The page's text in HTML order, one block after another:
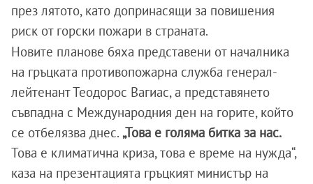
през лятото, като допринасящи за повишения
риск от горски пожари в страната.
Новите планове бяха представени от началника
на гръцката противопожарна служба генерал-
лейтенант Теодорос Вагиас, а представянето
съвпадна с Международния ден на горите, който
се отбелязва днес. „Това е голяма битка за нас.
Това е климатична криза, това е време на нужда“,
каза на презентацията гръцкият министър на